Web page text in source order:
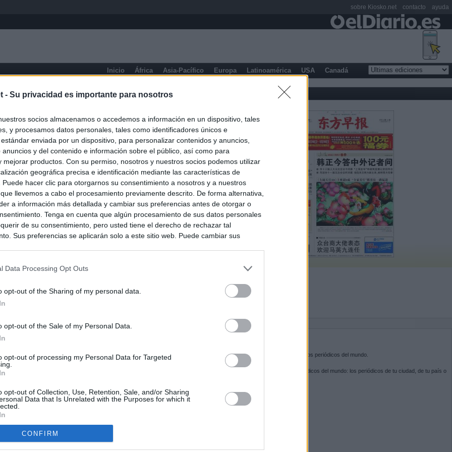
- Su privacidad es importante para nosotros
socios almacenamos o accedemos a información en un dispositivo, tales
y procesamos datos personales, tales como identificadores únicos e
enviada por un dispositivo, para personalizar contenidos y anuncios,
anuncios y del contenido e información sobre el público, así como para
mejorar productos. Con su permiso, nosotros y nuestros socios podemos utilizar
geográfica precisa e identificación mediante las características de
Puede hacer clic para otorgarnos su consentimiento a nosotros y a nuestros
llevemos a cabo el procesamiento previamente descrito. De forma alternativa,
a información más detallada y cambiar sus preferencias antes de otorgar o
Tenga en cuenta que algún procesamiento de sus datos personales
de su consentimiento, pero usted tiene el derecho de rechazar tal
Sus preferencias se aplicarán solo a este sitio web. Puede cambiar sus
Data Processing Opt Outs
opt-out of the Sharing of my personal data.
opt-out of the Sale of my Personal Data.
opt-out of processing my Personal Data for Targeted
opt-out of Collection, Use, Retention, Sale, and/or Sharing
Data that Is Unrelated with the Purposes for which it
CONFIRM
Inicio África Asia-Pacífico Europa Latinoamérica USA Canadá
entre los viajeros procedentes de Italia por los nuevos
esperábamos peor"
en directo: Interior reitera que los controles a viajeros
son aleatorios y no sistemáticos
fronterizo
Kiosko.netes la puerta de entrada a los periódicos del mundo.
Navega por las portadas de los periódicos del mundo: los periódicos de tu ciudad, de tu país o
SÍGUENOS
sobre Kiosko.net contacto ayuda